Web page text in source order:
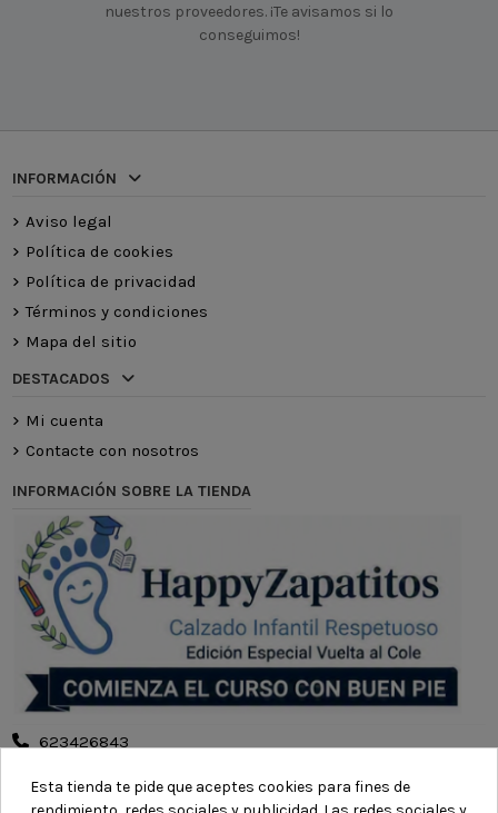
nuestros proveedores. ¡Te avisamos si lo
conseguimos!
INFORMACIÓN
Aviso legal
Política de cookies
Política de privacidad
Términos y condiciones
Mapa del sitio
DESTACADOS
Mi cuenta
Contacte con nosotros
INFORMACIÓN SOBRE LA TIENDA
623426843
contacto@happyzapatitos.com
Esta tienda te pide que aceptes cookies para fines de